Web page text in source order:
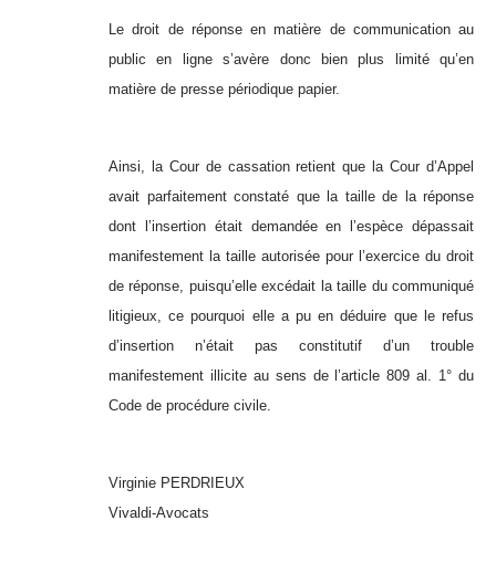
Le droit de réponse en matière de communication au
publicen ligne s’avère donc bien plus limité qu’en
matière de presse périodique papier.
Ainsi, la Cour de cassation retient que la Cour d’Appel
avait parfaitement constaté que la taille de la réponse
dont l’insertion était demandée en l’espèce dépassait
manifestement la taille autorisée pour l’exercice du droit
de réponse, puisqu’elle excédait la taille du communiqué
litigieux, ce pourquoi elle a pu en déduire que le refus
d’insertion n’était pas constitutif d’un trouble
manifestement illicite au sens de l’article 809 al. 1° du
Code de procédure civile.
Virginie PERDRIEUX
Vivaldi-Avocats